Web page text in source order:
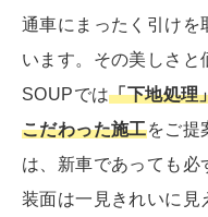
通車にまったく引けを
います。その美しさと
SOUPでは「下地処理
こだわった施工をご提
は、新車であっても必
装面は一見きれいに見